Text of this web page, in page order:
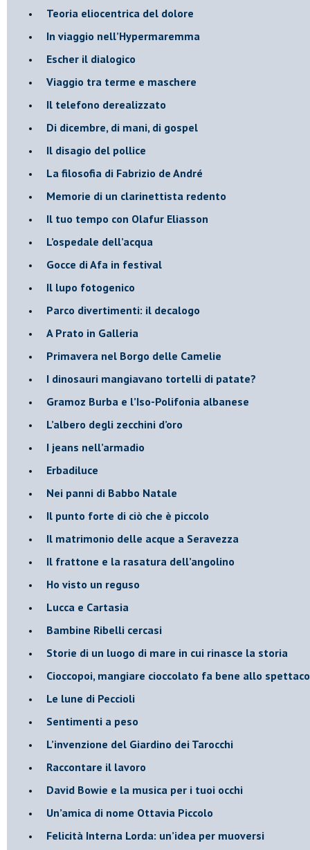
​Teoria eliocentrica del dolore
In viaggio nell’Hypermaremma
​Escher il dialogico
​Viaggio tra terme e maschere
Il telefono derealizzato
​Di dicembre, di mani, di gospel
​Il disagio del pollice
​La filosofia di Fabrizio de André
Memorie di un clarinettista redento
​Il tuo tempo con Olafur Eliasson
​L’ospedale dell’acqua
​Gocce di Afa in festival
​Il lupo fotogenico
​Parco divertimenti: il decalogo
​A Prato in Galleria
​Primavera nel Borgo delle Camelie
I dinosauri mangiavano tortelli di patate?
​Gramoz Burba e l’Iso-Polifonia albanese
L’albero degli zecchini d’oro
​I jeans nell’armadio
Erbadiluce
Nei panni di Babbo Natale
​Il punto forte di ciò che è piccolo
​Il matrimonio delle acque a Seravezza
​Il frattone e la rasatura dell’angolino
​Ho visto un reguso
Lucca e Cartasia
Bambine Ribelli cercasi
Storie di un luogo di mare in cui rinasce la storia
Cioccopoi, mangiare cioccolato fa bene allo
​Le lune di Peccioli
​Sentimenti a peso
​L’invenzione del Giardino dei Tarocchi
​Raccontare il lavoro
David Bowie e la musica per i tuoi occhi
Un’amica di nome Ottavia Piccolo
​Felicità Interna Lorda: un’idea per muoversi